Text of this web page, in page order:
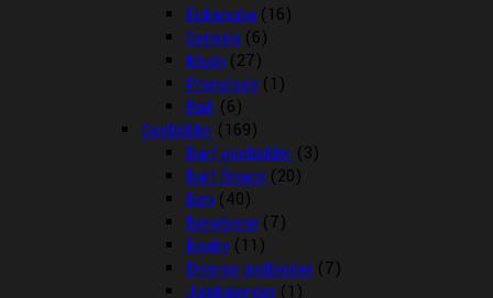
Eukanuba (16)
Genesis (6)
Mush (27)
Pronature (1)
Rafi (6)
Godbidder (169)
Barf godbidder (3)
Barf Snack (20)
Ben (40)
Benebone (7)
Boxby (11)
Diverse godbidder (7)
Julekalender (1)